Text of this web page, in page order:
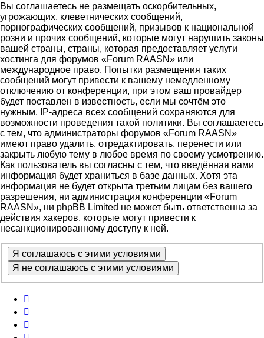
Вы соглашаетесь не размещать оскорбительных,
угрожающих, клеветнических сообщений,
порнографических сообщений, призывов к национальной
розни и прочих сообщений, которые могут нарушить законы
вашей страны, страны, которая предоставляет услуги
хостинга для форумов «Forum RAASN» или
международное право. Попытки размещения таких
сообщений могут привести к вашему немедленному
отключению от конференции, при этом ваш провайдер
будет поставлен в известность, если мы сочтём это
нужным. IP-адреса всех сообщений сохраняются для
возможности проведения такой политики. Вы соглашаетесь
с тем, что администраторы форумов «Forum RAASN»
имеют право удалить, отредактировать, перенести или
закрыть любую тему в любое время по своему усмотрению.
Как пользователь вы согласны с тем, что введённая вами
информация будет храниться в базе данных. Хотя эта
информация не будет открыта третьим лицам без вашего
разрешения, ни администрация конференции «Forum
RAASN», ни phpBB Limited не может быть ответственна за
действия хакеров, которые могут привести к
несанкционированному доступу к ней.